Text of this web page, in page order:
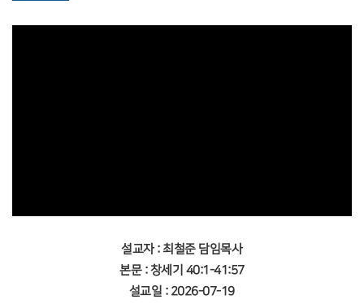
설교자 : 최철준 담임목사
본문 : 창세기 40:1-41:57
설교일 : 2026-07-19